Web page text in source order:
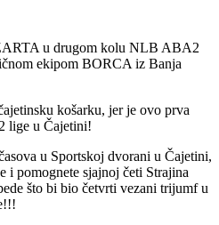
u drugom kolu NLB ABA2
ekipom BORCA iz Banja
košarku, jer je ovo prva
lige u Čajetini!
u Sportskoj dvorani u Čajetini,
i pomognete sjajnoj četi Strajina
što bi bio četvrti vezani trijumf u